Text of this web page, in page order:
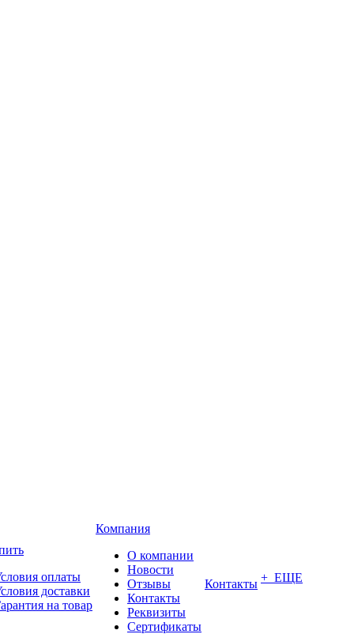
оплаты
доставки
на товар
Компания
О компании
Новости
Отзывы
Контакты
Реквизиты
Сертификаты
Контакты + ЕЩЕ